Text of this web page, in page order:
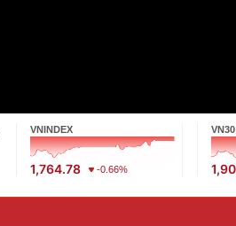
VNINDEX
1,764.78 -0.66%
VN30